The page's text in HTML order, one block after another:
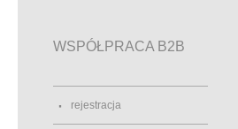
WSPÓŁPRACA B2B
rejestracja